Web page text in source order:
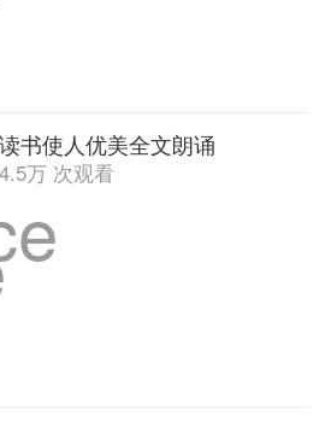
读书使人优美全文朗诵
4.5万 次观看